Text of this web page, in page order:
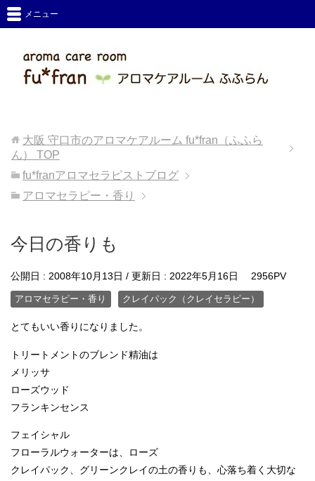
メニュー
大阪 守口市のアロマケアルーム fu*fran（ふふら
ん）
TOP
fu*franアロマセラピストブログ
アロマセラピー・香り
今日の香りも
公開日 : 2008年10月13日 / 更新日 : 2022年5月16日 2956PV
アロマセラピー・香り クレイパック（クレイセラピー）
とてもいい香りになりました。
トリートメントのブレンド精油は
メリッサ
ローズウッド
フランキンセンス
フェイシャル
フローラルウォーターは、ローズ
クレイパック、グリーンクレイの土の香りも、心落ち着く大切な